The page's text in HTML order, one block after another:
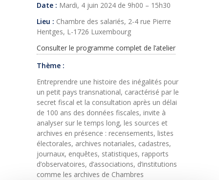
Date : Mardi, 4 juin 2024 de 9h00 – 15h30
Lieu : Chambre des salariés, 2-4 rue Pierre
Hentges, L-1726 Luxembourg
Consulter le programme complet de l’atelier
Thème :
Entreprendre une histoire des inégalités pour
un petit pays transnational, caractérisé par le
secret fiscal et la consultation après un délai
de 100 ans des données fiscales, invite à
analyser sur le temps long, les sources et
archives en présence : recensements, listes
électorales, archives notariales, cadastres,
journaux, enquêtes, statistiques, rapports
d’observatoires, d’associations, d’institutions
comme les archives de Chambres